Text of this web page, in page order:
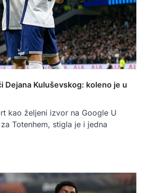
Dejana Kuluševskog: koleno je u
kao željeni izvor na Google U
Totenhem, stigla je i jedna